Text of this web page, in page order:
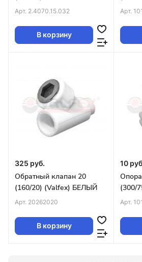
Арт. 2.4070.15.032
В корзину
Арт.
325 руб.
Обратный клапан 20
(160/20) (Valfex) БЕЛЫЙ
Арт. 20262020
В корзину
10
(300/
Арт.